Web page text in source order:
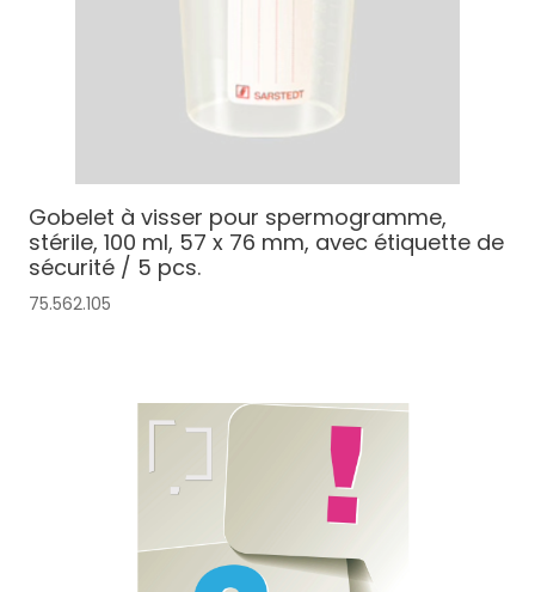
Gobelet à visser pour spermogramme,
stérile, 100 ml, 57 x 76 mm, avec étiquette de
sécurité / 5 pcs.
75.562.105